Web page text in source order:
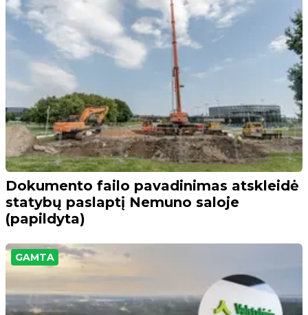
Dokumento failo pavadinimas atskleidė
statybų paslaptį Nemuno saloje
(papildyta)
GAMTA